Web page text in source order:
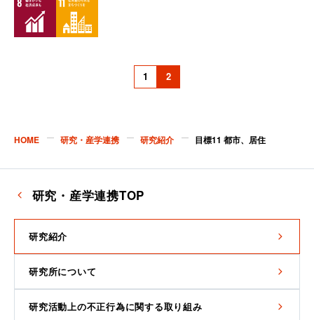
1 2
HOME 研究・産学連携 研究紹介 目標11 都市、居住
研究・産学連携TOP
研究紹介
研究所について
研究活動上の不正行為に関する取り組み